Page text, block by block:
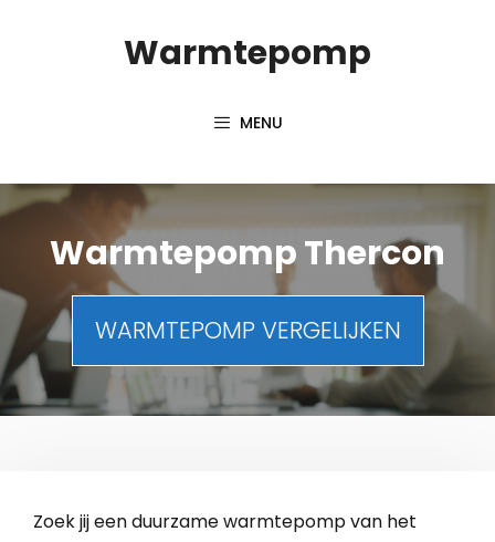
Warmtepomp
MENU
Warmtepomp Thercon
WARMTEPOMP VERGELIJKEN
Zoek jij een duurzame warmtepomp van het